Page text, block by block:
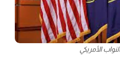
الأمريكي